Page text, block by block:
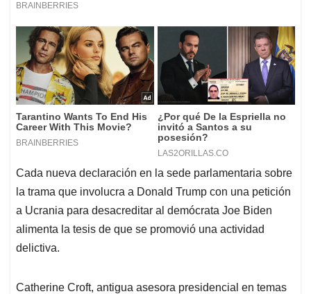
Cada nueva declaración en la sede parlamentaria sobre
la trama que involucra a Donald Trump con una petición
a Ucrania para desacreditar al demócrata Joe Biden
alimenta la tesis de que se promovió una actividad
delictiva.
Catherine Croft, antigua asesora presidencial en temas